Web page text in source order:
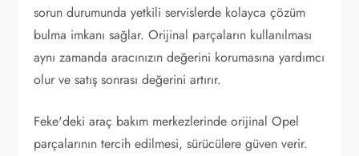
sorun durumunda yetkili servislerde kolayca çözüm
bulma imkanı sağlar. Orijinal parçaların kullanılması
aynı zamanda aracınızın değerini korumasına yardımcı
olur ve satış sonrası değerini artırır.
Feke'deki araç bakım merkezlerinde orijinal Opel
parçalarının tercih edilmesi, sürücülere güven verir.